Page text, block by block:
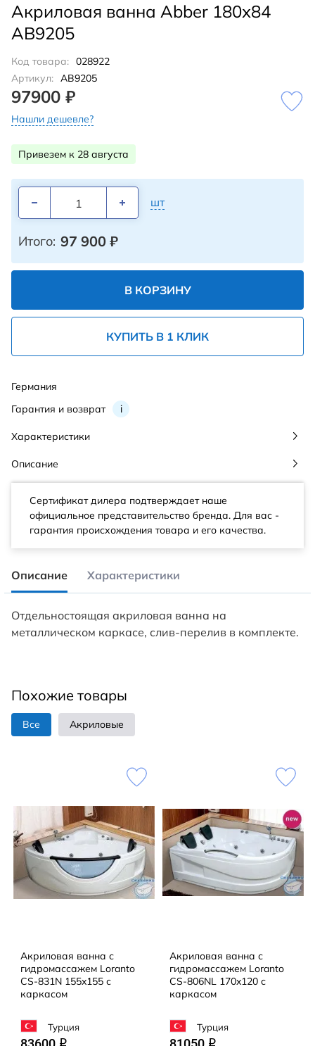
Акриловая ванна Abber 180х84
AB9205
Код товара: 028922
Артикул: AB9205
97900 ₽
Нашли дешевле?
Привезем к 28 августа
шт
Итого: 97 900 ₽
В КОРЗИНУ
КУПИТЬ В 1 КЛИК
Гарантия и возврат i
Германия
Характеристики
Описание
Сертификат дилера подтверждает наше
официальное представительство бренда. Для вас -
гарантия происхождения товара и его качества.
Описание Характеристики
Отдельностоящая акриловая ванна на
металлическом каркасе, слив-перелив в комплекте.
Похожие товары
Все Акриловые
Акриловая ванна с
гидромассажем Loranto
CS-831N 155x155 с
каркасом
Турция
q
Акриловая ванна с
гидромассажем Loranto
CS-806NL 170x120 с
каркасом
Турция
q